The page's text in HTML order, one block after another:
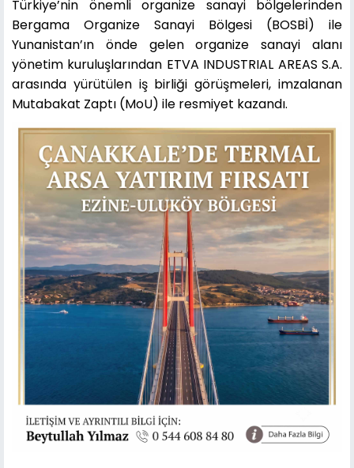
Türkiye’nin önemli organize sanayi bölgelerinden
Bergama Organize Sanayi Bölgesi (BOSBİ) ile
Yunanistan’ın önde gelen organize sanayi alanı
yönetim kuruluşlarından ETVA INDUSTRIAL AREAS S.A.
arasında yürütülen iş birliği görüşmeleri, imzalanan
Mutabakat Zaptı (MoU) ile resmiyet kazandı.